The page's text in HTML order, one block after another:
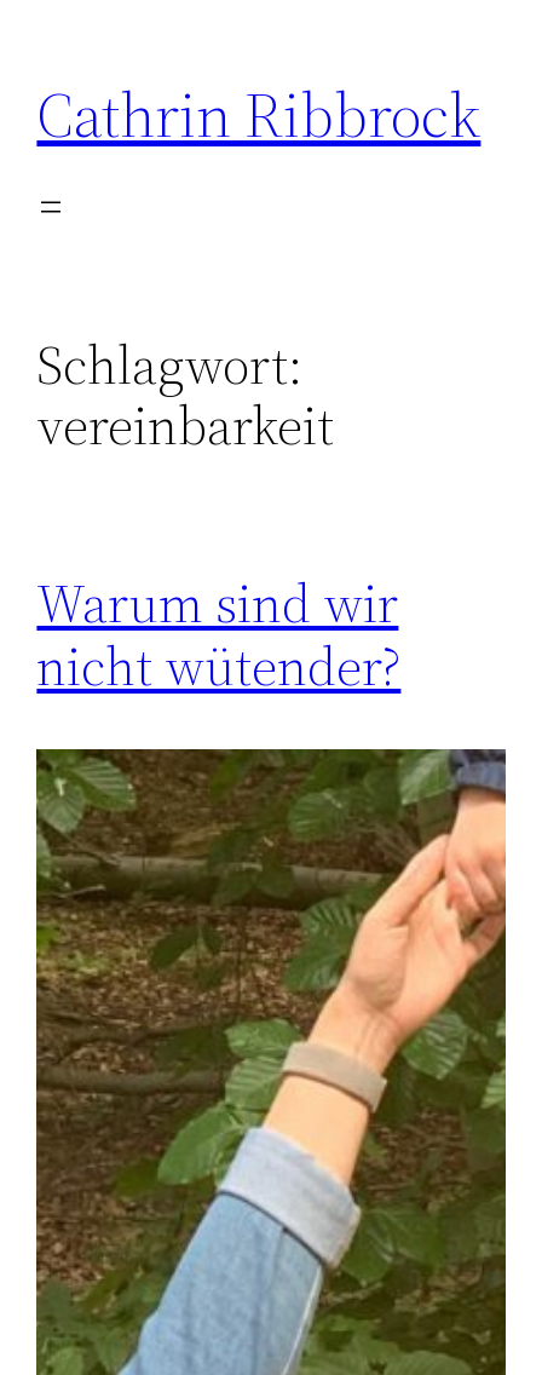
springen
Cathrin Ribbrock
Schlagwort:
vereinbarkeit
Warum sind wir
nicht wütender?